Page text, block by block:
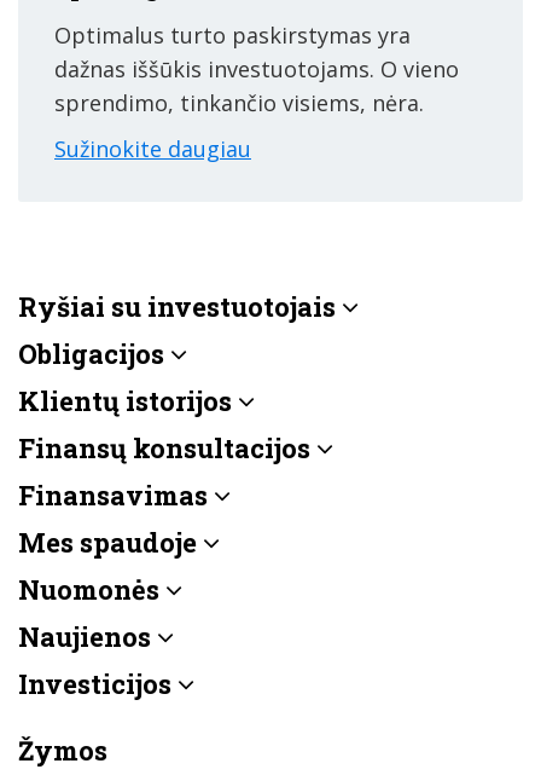
Optimalus turto paskirstymas yra
dažnas iššūkis investuotojams. O vieno
sprendimo, tinkančio visiems, nėra.
Sužinokite daugiau
Ryšiai su investuotojais
Obligacijos
Klientų istorijos
Finansų konsultacijos
Finansavimas
Mes spaudoje
Nuomonės
Naujienos
Investicijos
Žymos